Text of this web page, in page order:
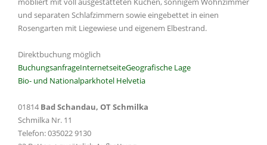
und separaten Schlafzimmern sowie eingebettet in einen
Rosengarten mit Liegewiese und eigenem Elbestrand.
Direktbuchung möglich
BuchungsanfrageInternetseiteGeografische Lage
Bio- und Nationalparkhotel Helvetia
01814 Bad Schandau, OT Schmilka
Schmilka Nr. 11
Telefon: 035022 9130